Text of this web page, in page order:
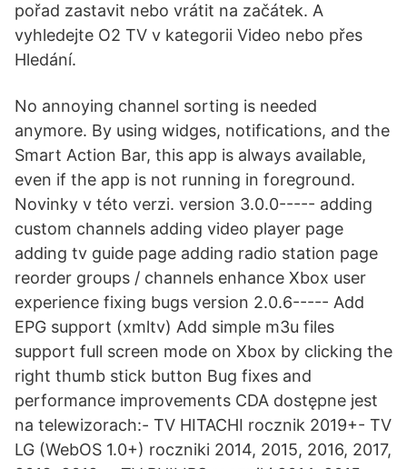
pořad zastavit nebo vrátit na začátek. A
vyhledejte O2 TV v kategorii Video nebo přes
Hledání.
No annoying channel sorting is needed
anymore. By using widges, notifications, and the
Smart Action Bar, this app is always available,
even if the app is not running in foreground.
Novinky v této verzi. version 3.0.0----- adding
custom channels adding video player page
adding tv guide page adding radio station page
reorder groups / channels enhance Xbox user
experience fixing bugs version 2.0.6----- Add
EPG support (xmltv) Add simple m3u files
support full screen mode on Xbox by clicking the
right thumb stick button Bug fixes and
performance improvements CDA dostępne jest
na telewizorach:- TV HITACHI rocznik 2019+- TV
LG (WebOS 1.0+) roczniki 2014, 2015, 2016, 2017,